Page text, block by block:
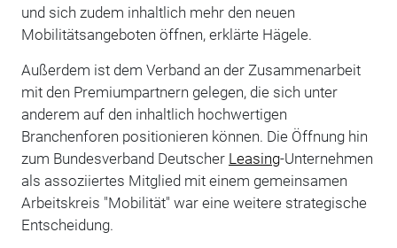
und sich zudem inhaltlich mehr den neuen
Mobilitätsangeboten öffnen, erklärte Hägele.
Außerdem ist dem Verband an der Zusammenarbeit
mit den Premiumpartnern gelegen, die sich unter
anderem auf den inhaltlich hoch­wertigen
Branchenforen positionieren können. Die Öffnung hin
zum Bundesverband Deutscher Leasing-Unternehmen
als assoziiertes Mitglied mit einem gemeinsamen
Arbeitskreis "Mobilität" war eine weitere strategische
Entscheidung.